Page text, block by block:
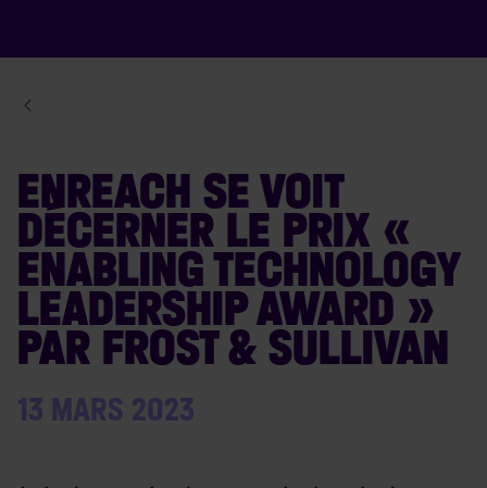
ENREACH SE VOIT
DÉCERNER LE PRIX «
ENABLING TECHNOLOGY
LEADERSHIP AWARD »
PAR FROST & SULLIVAN
13 MARS 2023